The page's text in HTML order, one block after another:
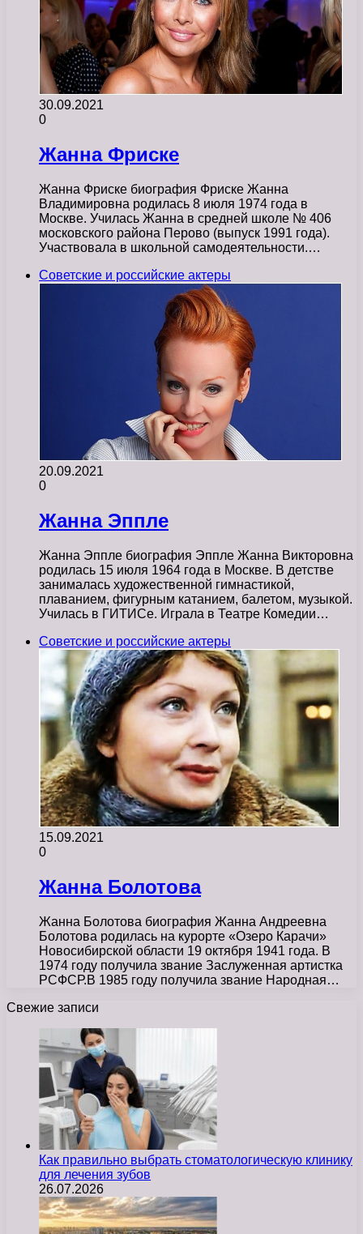
30.09.2021
0
Жанна Фриске
Жанна Фриске биография Фриске Жанна
Владимировна родилась 8 июля 1974 года в
Москве. Училась Жанна в средней школе № 406
московского района Перово (выпуск 1991 года).
Участвовала в школьной самодеятельности.…
Советские и российские актеры
20.09.2021
0
Жанна Эппле
Жанна Эппле биография Эппле Жанна Викторовна
родилась 15 июля 1964 года в Москве. В детстве
занималась художественной гимнастикой,
плаванием, фигурным катанием, балетом, музыкой.
Училась в ГИТИСе. Играла в Театре Комедии…
Советские и российские актеры
15.09.2021
0
Жанна Болотова
Жанна Болотова биография Жанна Андреевна
Болотова родилась на курорте «Озеро Карачи»
Новосибирской области 19 октября 1941 года. В
1974 году получила звание Заслуженная артистка
РСФСР.В 1985 году получила звание Народная…
Свежие записи
Как правильно выбрать стоматологическую клинику
для лечения зубов
26.07.2026